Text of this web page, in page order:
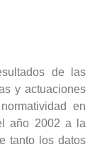
de las
y actuaciones
en
año 2002 a la
tanto los datos